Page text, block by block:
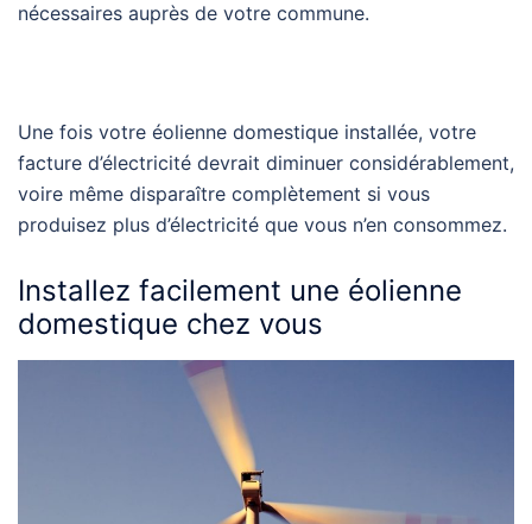
nécessaires auprès de votre commune.
Une fois votre éolienne domestique installée, votre
facture d’électricité devrait diminuer considérablement,
voire même disparaître complètement si vous
produisez plus d’électricité que vous n’en consommez.
Installez facilement une éolienne
domestique chez vous